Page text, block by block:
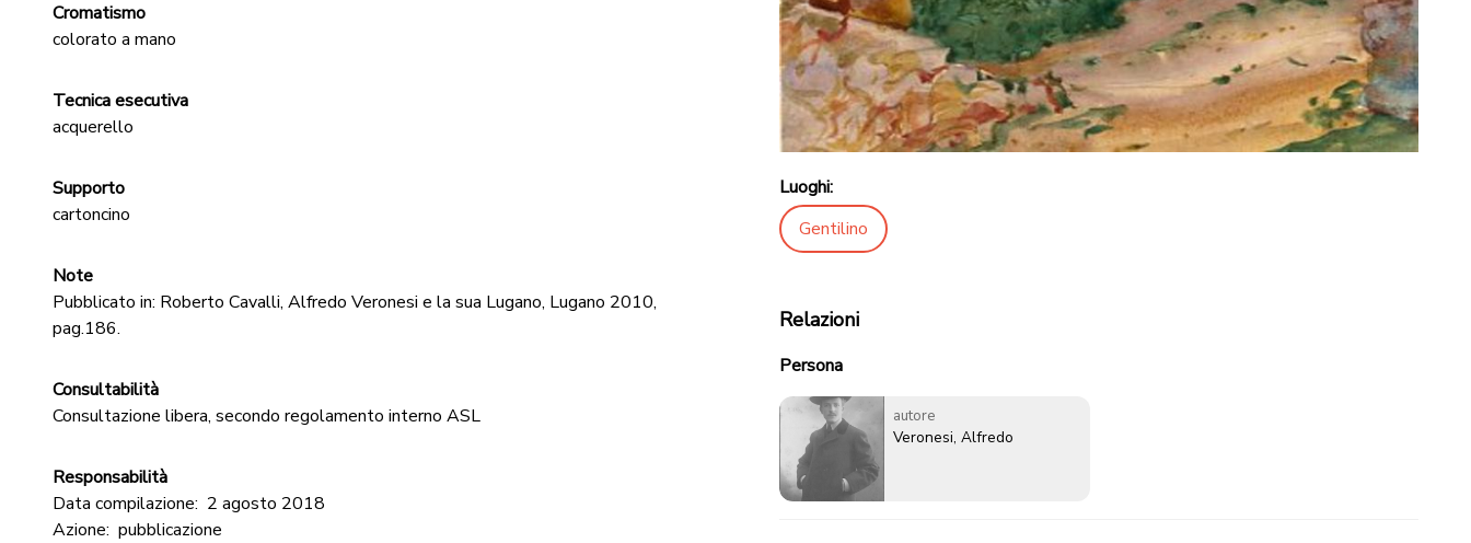
Cromatismo
colorato a mano
Tecnica esecutiva
acquerello
Supporto
cartoncino
Note
Pubblicato in: Roberto Cavalli, Alfredo Veronesi e la sua Lugano, Lugano 2010,
pag.186.
Consultabilità
Consultazione libera, secondo regolamento interno ASL
Responsabilità
Data compilazione: 2 agosto 2018
Azione: pubblicazione
Luoghi:
Gentilino
Relazioni
Persona
autore
Veronesi, Alfredo